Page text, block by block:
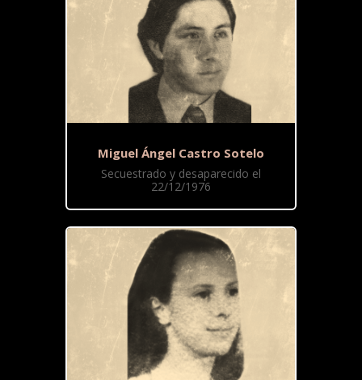
Miguel Ángel Castro Sotelo
Secuestrado y desaparecido el
22/12/1976